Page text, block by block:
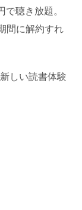
聴き放題。
間に解約すれ
しい読書体験